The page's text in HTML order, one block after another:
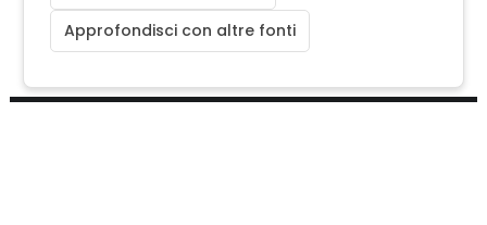
Approfondisci con altre fonti